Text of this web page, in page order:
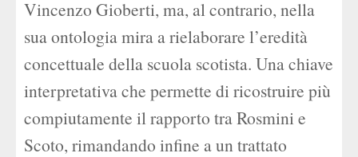
Vincenzo Gioberti, ma, al contrario, nella
sua ontologia mira a rielaborare l’eredità
concettuale della scuola scotista. Una chiave
interpretativa che permette di ricostruire più
compiutamente il rapporto tra Rosmini e
Scoto, rimandando infine a un trattato